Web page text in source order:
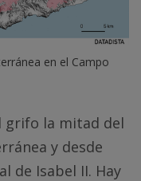
en el Campo
grifo la mitad del
y desde
de Isabel II. Hay